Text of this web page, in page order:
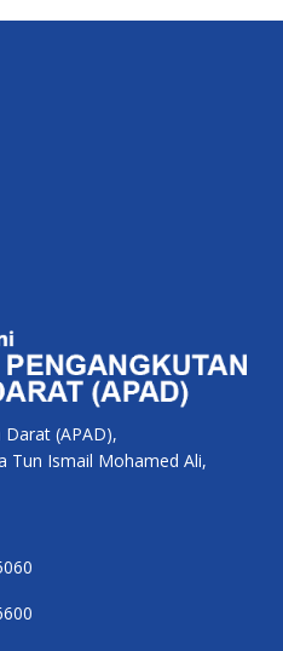
(APAD),
Tun Ismail Mohamed Ali,